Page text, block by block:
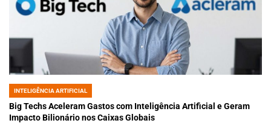
POSTED
IN
INTELIGÊNCIA ARTIFICIAL
Big Techs Aceleram Gastos com Inteligência Artificial e Geram
Impacto Bilionário nos Caixas Globais